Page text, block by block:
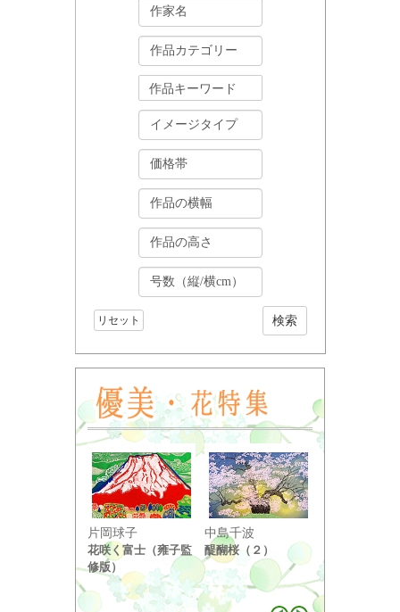
リセット
片岡球子
花咲く富士（雍子監
修版）
中島千波
醍醐桜（２）
り ...